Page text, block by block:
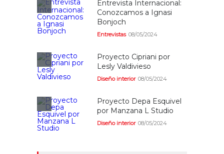
Entrevista Internacional:
Conozcamos a Ignasi
Bonjoch
Entrevistas 08/05/2024
Proyecto Cipriani por
Lesly Valdivieso
Diseño interior 08/05/2024
Proyecto Depa Esquivel
por Manzana L Studio
Diseño interior 08/05/2024